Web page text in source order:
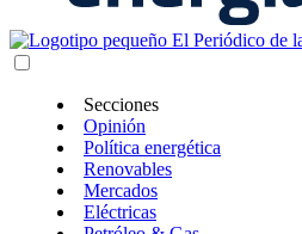
Secciones
Opinión
Política energética
Renovables
Mercados
Eléctricas